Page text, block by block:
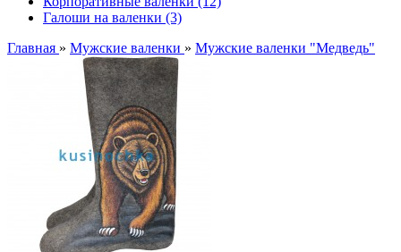
Галоши на валенки (3)
Главная » Мужские валенки » Мужские валенки "Медведь"